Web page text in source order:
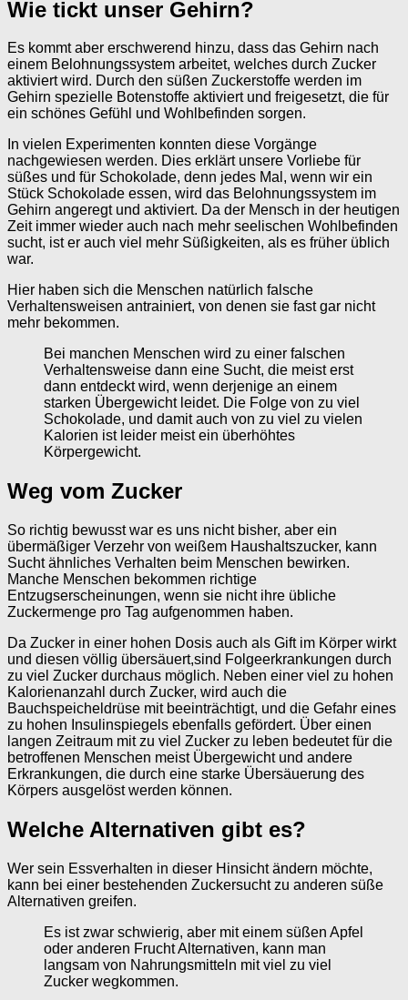
Wie tickt unser Gehirn?
Es kommt aber erschwerend hinzu, dass das Gehirn nach
einem Belohnungssystem arbeitet, welches durch Zucker
aktiviert wird. Durch den süßen Zuckerstoffe werden im
Gehirn spezielle Botenstoffe aktiviert und freigesetzt, die für
ein schönes Gefühl und Wohlbefinden sorgen.
In vielen Experimenten konnten diese Vorgänge
nachgewiesen werden. Dies erklärt unsere Vorliebe für
süßes und für Schokolade, denn jedes Mal, wenn wir ein
Stück Schokolade essen, wird das Belohnungssystem im
Gehirn angeregt und aktiviert. Da der Mensch in der heutigen
Zeit immer wieder auch nach mehr seelischen Wohlbefinden
sucht, ist er auch viel mehr Süßigkeiten, als es früher üblich
war.
Hier haben sich die Menschen natürlich falsche
Verhaltensweisen antrainiert, von denen sie fast gar nicht
mehr bekommen.
Bei manchen Menschen wird zu einer falschen
Verhaltensweise dann eine Sucht, die meist erst
dann entdeckt wird, wenn derjenige an einem
starken Übergewicht leidet. Die Folge von zu viel
Schokolade, und damit auch von zu viel zu vielen
Kalorien ist leider meist ein überhöhtes
Körpergewicht.
Weg vom Zucker
So richtig bewusst war es uns nicht bisher, aber ein
übermäßiger Verzehr von weißem Haushaltszucker, kann
Sucht ähnliches Verhalten beim Menschen bewirken.
Manche Menschen bekommen richtige
Entzugserscheinungen, wenn sie nicht ihre übliche
Zuckermenge pro Tag aufgenommen haben.
Da Zucker in einer hohen Dosis auch als Gift im Körper wirkt
und diesen völlig übersäuert,sind Folgeerkrankungen durch
zu viel Zucker durchaus möglich. Neben einer viel zu hohen
Kalorienanzahl durch Zucker, wird auch die
Bauchspeicheldrüse mit beeinträchtigt, und die Gefahr eines
zu hohen Insulinspiegels ebenfalls gefördert. Über einen
langen Zeitraum mit zu viel Zucker zu leben bedeutet für die
betroffenen Menschen meist Übergewicht und andere
Erkrankungen, die durch eine starke Übersäuerung des
Körpers ausgelöst werden können.
Welche Alternativen gibt es?
Wer sein Essverhalten in dieser Hinsicht ändern möchte,
kann bei einer bestehenden Zuckersucht zu anderen süße
Alternativen greifen.
Es ist zwar schwierig, aber mit einem süßen Apfel
oder anderen Frucht Alternativen, kann man
langsam von Nahrungsmitteln mit viel zu viel
Zucker wegkommen.